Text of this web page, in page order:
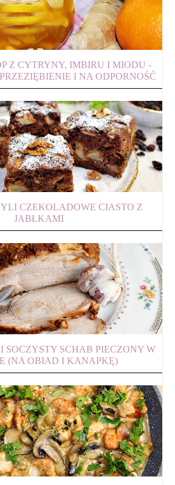
Z CYTRYNY, IMBIRU I MIODU -
I NA ODPORNOŚĆ
CZEKOLADOWE CIASTO Z
JABŁKAMI
SOCZYSTY SCHAB PIECZONY W
(NA OBIAD I KANAPKĘ)